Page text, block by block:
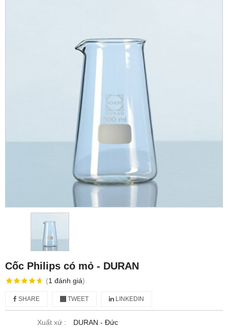
Cốc Philips có mỏ - DURAN
(1 đánh giá)
SHARE TWEET LINKEDIN
Xuất xứ :
DURAN - Đức